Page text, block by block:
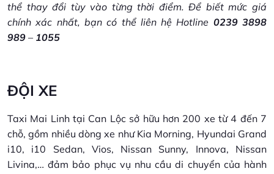
thể thay đổi tùy vào từng thời điểm. Để biết mức giá
chính xác nhất, bạn có thể liên hệ Hotline 0239 3898
989 – 1055
ĐỘI XE
Taxi Mai Linh tại Can Lộc sở hữu hơn 200 xe từ 4 đến 7
chỗ, gồm nhiều dòng xe như Kia Morning, Hyundai Grand
i10, i10 Sedan, Vios, Nissan Sunny, Innova, Nissan
Livina,… đảm bảo phục vụ nhu cầu di chuyển của hành